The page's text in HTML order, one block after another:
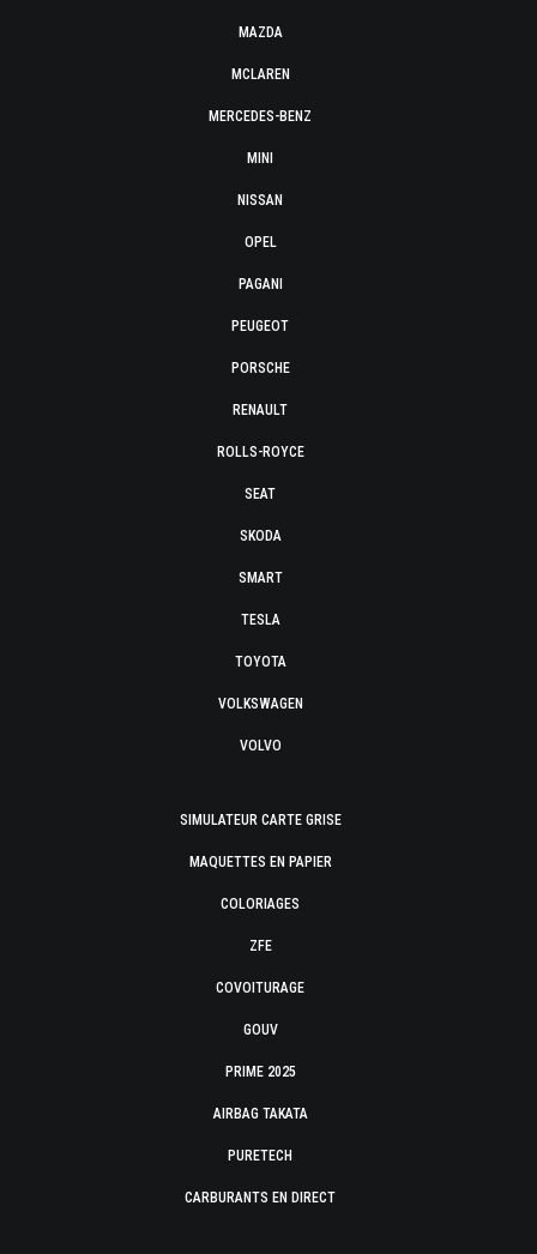
MAZDA
MCLAREN
MERCEDES-BENZ
MINI
NISSAN
OPEL
PAGANI
PEUGEOT
PORSCHE
RENAULT
ROLLS-ROYCE
SEAT
SKODA
SMART
TESLA
TOYOTA
VOLKSWAGEN
VOLVO
SIMULATEUR CARTE GRISE
MAQUETTES EN PAPIER
COLORIAGES
ZFE
COVOITURAGE
GOUV
PRIME 2025
AIRBAG TAKATA
PURETECH
CARBURANTS EN DIRECT